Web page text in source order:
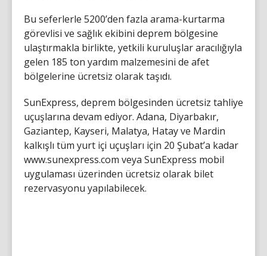
Bu seferlerle 5200’den fazla arama-kurtarma
görevlisi ve sağlık ekibini deprem bölgesine
ulaştırmakla birlikte, yetkili kuruluşlar aracılığıyla
gelen 185 ton yardım malzemesini de afet
bölgelerine ücretsiz olarak taşıdı.
SunExpress, deprem bölgesinden ücretsiz tahliye
uçuşlarına devam ediyor. Adana, Diyarbakır,
Gaziantep, Kayseri, Malatya, Hatay ve Mardin
kalkışlı tüm yurt içi uçuşları için 20 Şubat’a kadar
www.sunexpress.com veya SunExpress mobil
uygulaması üzerinden ücretsiz olarak bilet
rezervasyonu yapılabilecek.